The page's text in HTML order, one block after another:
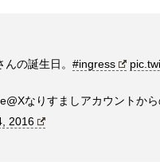
の誕生日。 #ingress
なりすましアカウントか
2016